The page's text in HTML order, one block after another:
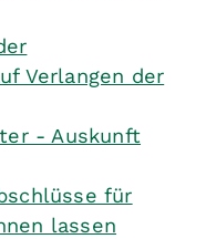
Verlangen der
- Auskunft
für
lassen